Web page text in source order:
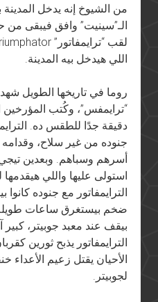
من الشيوخ إنه يدخل
الـ”سينيت” وافق فيبقى
اللي هيدخل بيه المدينة.
“ترايمفس”، وكُتب المؤرخين
دقيقة جدًا للطقس ده.
جنوده من غير سلاح، وقدامه
أسرهم وسباهم. وبعدين
استولى عليها واللي
الترايمفاتور مع جنوده
ضخم بيستغرق ساعات
بيقف عند معبد جوبيتر، كبير
الترايمفاتور يذبح ثورين
الأحيان يقتل زعيم الأعداء
لجوبيتر.